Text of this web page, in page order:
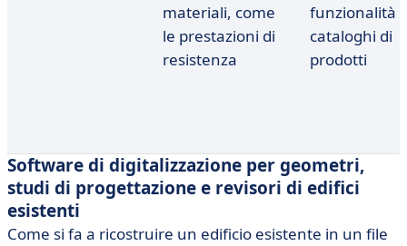
materiali, come
le prestazioni di
resistenza
funzionalità
cataloghi di
prodotti
Software di digitalizzazione per geometri,
studi di progettazione e revisori di edifici
esistenti
Come si fa a ricostruire un edificio esistente in un file